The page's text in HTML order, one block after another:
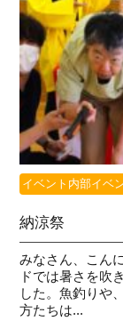
イベント内部イベ
納涼祭
みなさん、こん
ドでは暑さを吹
した。魚釣りや
方たちは...